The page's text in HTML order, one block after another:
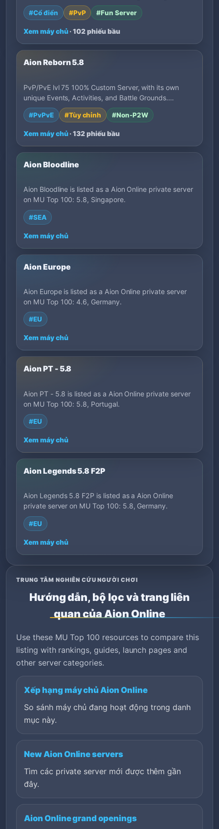
#Cổ điển #PvP #Fun Server
Xem máy chủ· 102 phiếu bầu
Aion Reborn 5.8
PvP/PvE lvl 75 100% Custom Server, with its own
unique Events, Activities, and Battle Grounds.…
#PvPvE #Tùy chỉnh #Non-P2W
Xem máy chủ· 132 phiếu bầu
Aion Bloodline
Aion Bloodline is listed as a Aion Online private server
on MU Top 100: 5.8, Singapore.
#SEA
Xem máy chủ
Aion Europe
Aion Europe is listed as a Aion Online private server
on MU Top 100: 4.6, Germany.
#EU
Xem máy chủ
Aion PT - 5.8
Aion PT - 5.8 is listed as a Aion Online private server
on MU Top 100: 5.8, Portugal.
#EU
Xem máy chủ
Aion Legends 5.8 F2P
Aion Legends 5.8 F2P is listed as a Aion Online
private server on MU Top 100: 5.8, Germany.
#EU
Xem máy chủ
TRUNG TÂM NGHIÊN CỨU NGƯỜI CHƠI
Hướng dẫn, bộ lọc và trang liên
quan của Aion Online
Use these MU Top 100 resources to compare this
listing with rankings, guides, launch pages and
other server categories.
Xếp hạng máy chủ Aion Online
So sánh máy chủ đang hoạt động trong danh
mục này.
New Aion Online servers
Tìm các private server mới được thêm gần
đây.
Aion Online grand openings